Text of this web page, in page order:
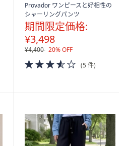
Provador ワンピースと好相性の
シャーリングパンツ
期間限定価格:
¥3,498
¥4,400 20% OFF
3.5
of
(5 件)